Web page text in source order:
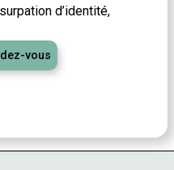
d’identité,
vous